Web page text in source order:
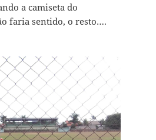
a camiseta do
faria sentido, o resto….